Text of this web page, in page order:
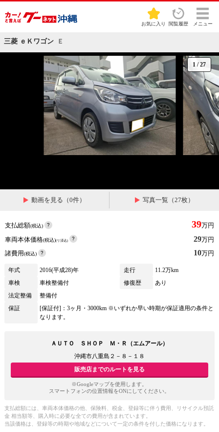
お気に入り 閲覧履歴 メニュー
三菱 ｅＫワゴン Ｅ
1 /27
動画を見る（0件） 写真一覧（27枚）
支払総額(税込) 39万円
車両本体価格(税込)(リ済込) 29万円
諸費用(税込) 10万円
年式 2016(平成28)年 走行
11.2万km
車検
車検整備付 修復歴
あり
法定整備
整備付
保証
[保証付]：3ヶ月・3000km ※いずれか早い時期が保証適用の条件と
なります。
ＡＵＴＯ ＳＨＯＰ Ｍ・Ｒ（エムアール）
沖縄市八重島２－８－１８
販売店までのルートを見る
※Googleマップを使用します。
スマートフォンの位置情報をONにしてください。
支払総額には、車両本体価格の他、保険料、税金、登録等に伴う費用、リサイクル預託
金 相当額等、購入時に必要な全ての費用が含まれています。
当該価格は、登録等の時期や地域などについて一定の条件を付した価格になります。